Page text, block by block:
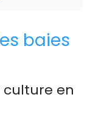
baies
culture en